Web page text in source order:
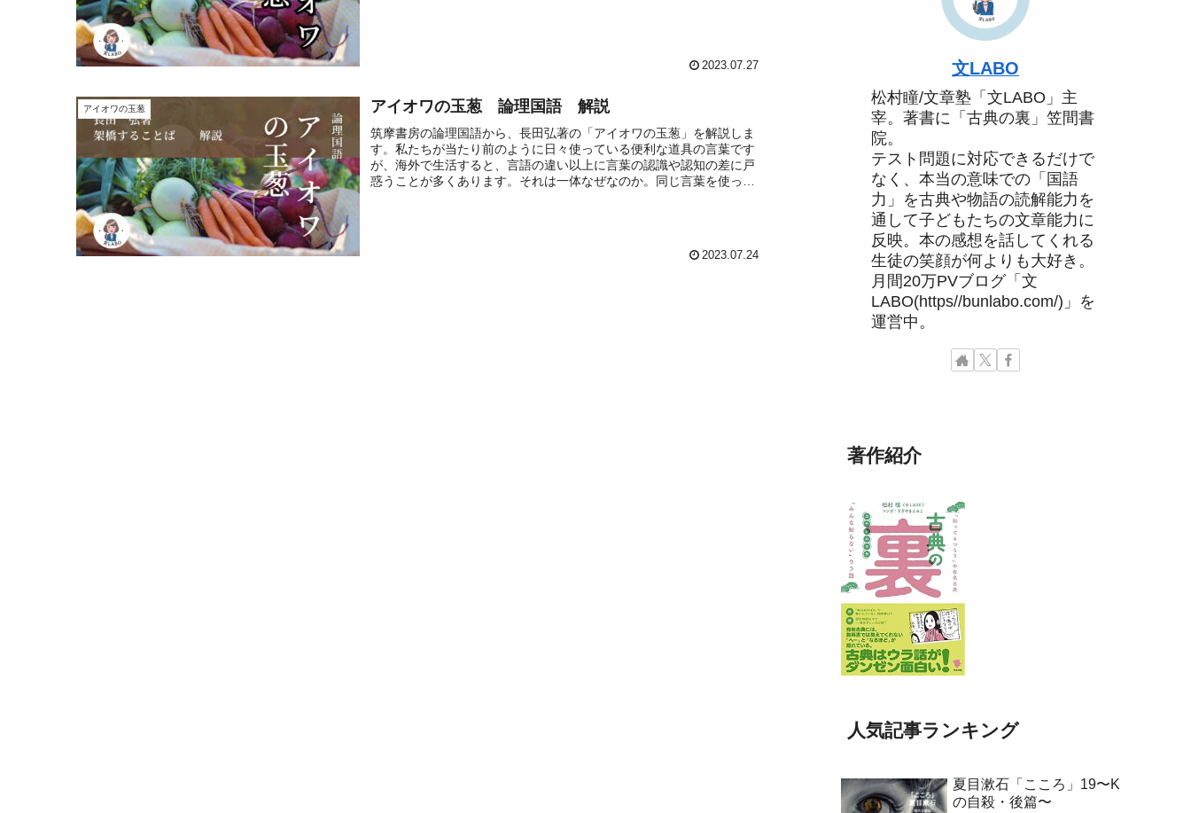
2023.07.27
アイオワの玉葱 アイオワの玉葱 論理国語 解説
筑摩書房の論理国語から、長田弘著の「アイオワの玉葱」を解説しま
す。私たちが当たり前のように日々使っている便利な道具の言葉です
が、海外で生活すると、言語の違い以上に言葉の認識や認知の差に戸
惑うことが多くあります。それは一体なぜなのか。同じ言葉を使って
2023.07.24
文LABO
松村瞳/文章塾「文LABO」主
宰。著書に「古典の裏」笠間書
院。
テスト問題に対応できるだけで
なく、本当の意味での「国語
力」を古典や物語の読解能力を
通して子どもたちの文章能力に
反映。本の感想を話してくれる
生徒の笑顔が何よりも大好き。
月間20万PVブログ「文
LABO(https//bunlabo.com/)」を
運営中。
著作紹介
人気記事ランキング
夏目漱石「こころ」19〜K
の自殺・後篇〜